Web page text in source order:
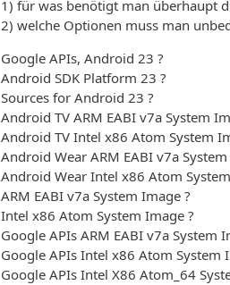
1) für was benötigt man überhaupt
2) welche Optionen muss man
Google APIs, Android 23 ?
Android SDK Platform 23 ?
Sources for Android 23 ?
Android TV ARM EABI v7a System
Android TV Intel x86 Atom System
Android Wear ARM EABI v7a
Android Wear Intel x86 Atom
ARM EABI v7a System Image ?
Intel x86 Atom System Image ?
Google APIs ARM EABI v7a System
Google APIs Intel x86 Atom System
Google APIs Intel X86 Atom_64